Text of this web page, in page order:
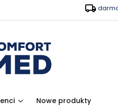
Nowe produkty